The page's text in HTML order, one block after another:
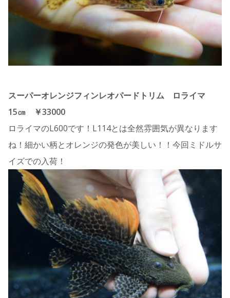
スーパーオレンジフィンレオパードトリム ロライマ
15㎝ ￥33000
ロライマのL600です！L114とは全然雰囲気が異なります
ね！細かい柄とオレンジの発色が美しい！！今回ミドルサ
イズでの入荷！